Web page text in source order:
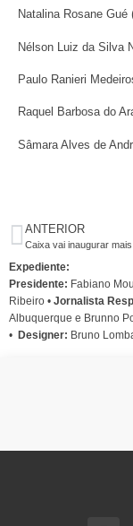
Natalina Rosane Gué
Nélson Luiz da Silva
Paulo Ranieri
Raquel Barbosa do
Sâmara Alves de
ANTERIOR
Expediente:
Presidente: Fabiano
Ribeiro • Jornalista
Albuquerque e Brunno
• Designer: Bruno